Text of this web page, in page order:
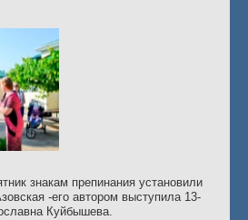
знакам препинания установили
-его автором выступила 13-
Куйбышева.